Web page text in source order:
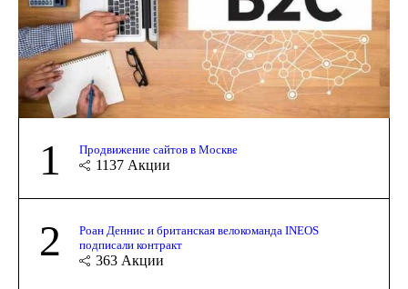
1 Продвижение сайтов в Москве
1137 Акции
2
Роан Деннис и британская велокоманда INEOS
подписали контракт
363 Акции